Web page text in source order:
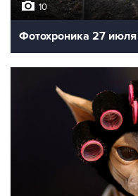
10
Фотохроника 27 июля